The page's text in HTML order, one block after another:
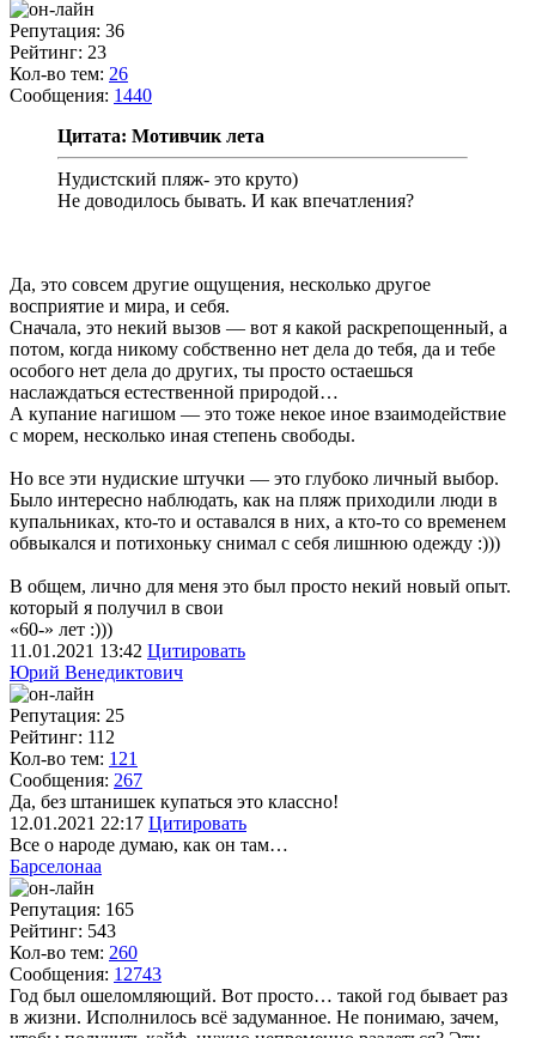
Репутация: 36
Рейтинг: 23
Кол-во тем: 26
Сообщения: 1440
Цитата: Мотивчик лета
Нудистский пляж- это круто)
Не доводилось бывать. И как впечатления?
Да, это совсем другие ощущения, несколько другое
восприятие и мира, и себя.
Сначала, это некий вызов — вот я какой раскрепощенный, а
потом, когда никому собственно нет дела до тебя, да и тебе
особого нет дела до других, ты просто остаешься
наслаждаться естественной природой…
А купание нагишом — это тоже некое иное взаимодействие
с морем, несколько иная степень свободы.
Но все эти нудиские штучки — это глубоко личный выбор.
Было интересно наблюдать, как на пляж приходили люди в
купальниках, кто-то и оставался в них, а кто-то со временем
обвыкался и потихоньку снимал с себя лишнюю одежду :)))
В общем, лично для меня это был просто некий новый опыт.
который я получил в свои
«60-» лет :)))
11.01.2021 13:42 Цитировать
Юрий Венедиктович
Репутация: 25
Рейтинг: 112
Кол-во тем: 121
Сообщения: 267
Да, без штанишек купаться это классно!
12.01.2021 22:17 Цитировать
Все о народе думаю, как он там…
Барселонаа
Репутация: 165
Рейтинг: 543
Кол-во тем: 260
Сообщения: 12743
Год был ошеломляющий. Вот просто… такой год бывает раз
в жизни. Исполнилось всё задуманное. Не понимаю, зачем,